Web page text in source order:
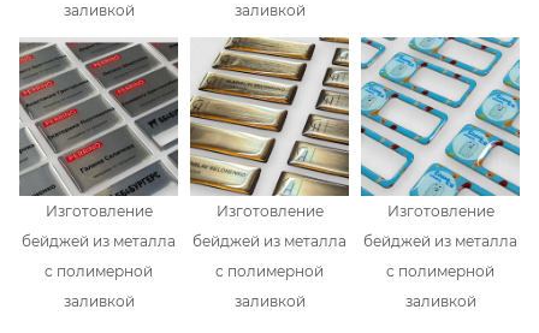
заливкой
заливкой
Изготовление
бейджей из металла
с полимерной
заливкой
Изготовление
бейджей из металла
с полимерной
заливкой
Изготовление
бейджей из металла
с полимерной
заливкой